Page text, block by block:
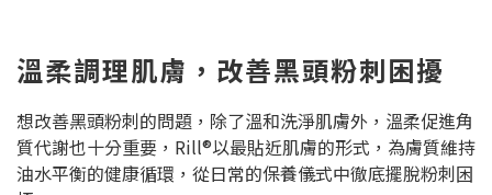
溫柔調理肌膚，改善黑頭粉刺困擾
想改善黑頭粉刺的問題，除了溫和洗淨肌膚外，溫柔促進角
質代謝也十分重要，Rill®以最貼近肌膚的形式，為膚質維持
油水平衡的健康循環，從日常的保養儀式中徹底擺脫粉刺困